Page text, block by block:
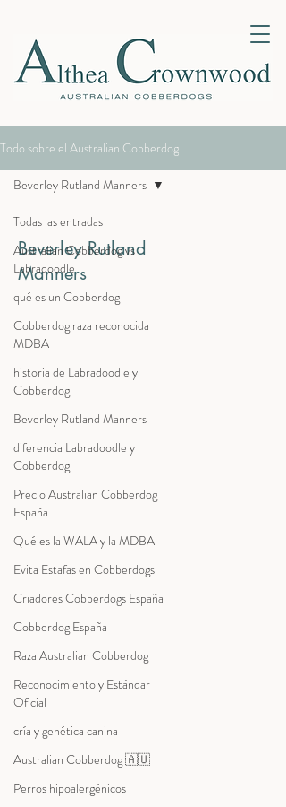
Todo sobre el Australian Cobberdog
Todas las entradas
Australian Cobberdog vs
Labradoodle
qué es un Cobberdog
Cobberdog raza reconocida
MDBA
historia de Labradoodle y
Cobberdog
Beverley Rutland Manners
diferencia Labradoodle y
Cobberdog
Precio Australian Cobberdog
España
Qué es la WALA y la MDBA
Evita Estafas en Cobberdogs
Criadores Cobberdogs España
Cobberdog España
Raza Australian Cobberdog
Reconocimiento y Estándar
Oficial
cría y genética canina
Australian Cobberdog 🇦🇺
Perros hipoalergénicos
Beverley Rutland Manners
Beverley Rutland
Manners